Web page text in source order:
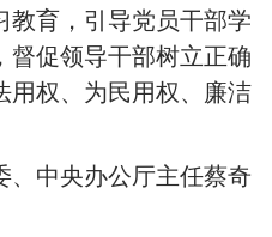
教育，引导党员干部学
督促领导干部树立正确
用权、为民用权、廉洁
中央办公厅主任蔡奇